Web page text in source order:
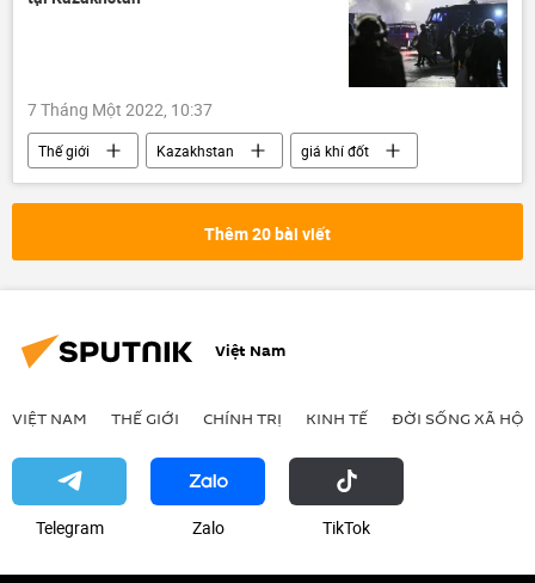
7 Tháng Một 2022, 10:37
Thế giới Kazakhstan
giá khí đốt
CSTO
Bạo loạn ở Kazakhstan
Thêm 20 bài viết
Việt Nam
VIỆT NAM THẾ GIỚI CHÍNH TRỊ KINH TẾ ĐỜI SỐNG XÃ HỘI
Telegram Zalo ТikТоk